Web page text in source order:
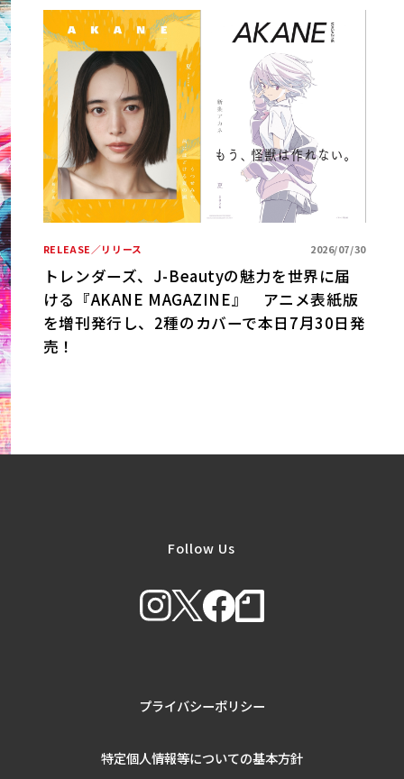
RELEASE／リリース 2026/07/30
トレンダーズ、J-Beautyの魅力を世界に届
ける『AKANE MAGAZINE』 アニメ表紙版
を増刊発行し、2種のカバーで本日7月30日発
売！
Follow Us
プライバシーポリシー
特定個人情報等についての基本方針